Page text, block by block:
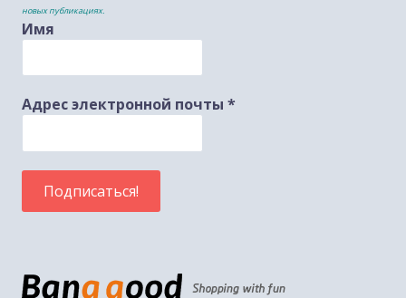
новых публикациях.
Имя
Адрес электронной почты *